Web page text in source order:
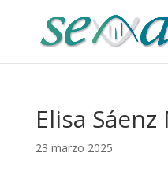
Elisa
23 marzo 2025